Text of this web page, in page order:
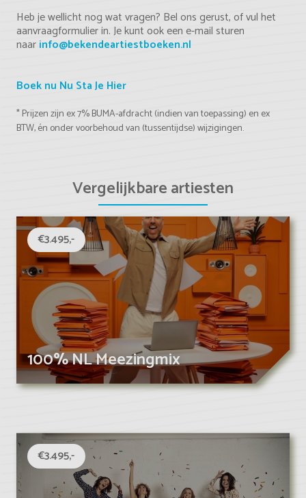
Heb je wellicht nog wat vragen? Bel ons gerust, of vul het
aanvraagformulier in. Je kunt ook een e-mail sturen
naarinfo@bekendeartiestboeken.nl
Boek nu Nu Sta Je Hier
* Prijzen zijn ex 7% BUMA-afdracht (indien van toepassing) en ex
BTW, én onder voorbehoud van (tussentijdse) wijzigingen.
Vergelijkbare artiesten
€3.495,-
100% NL Meezingmix
€3.495,-